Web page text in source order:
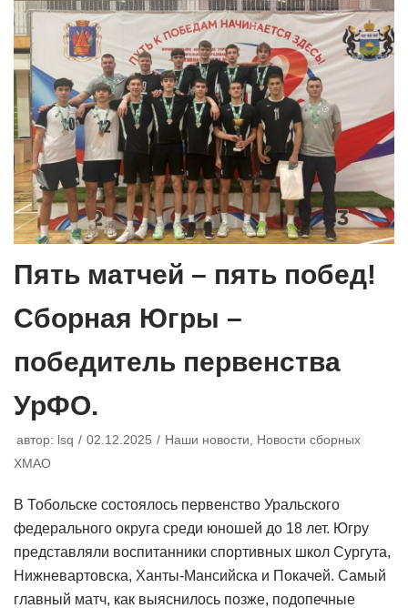
Пять матчей – пять побед!
Сборная Югры –
победитель первенства
УрФО.
автор: lsq 02.12.2025 Наши новости
Новости сборных
ХМАО
В Тобольске состоялось первенство Уральского
федерального округа среди юношей до 18 лет. Югру
представляли воспитанники спортивных школ Сургута,
Нижневартовска, Ханты-Мансийска и Покачей. Самый
главный матч, как выяснилось позже, подопечные